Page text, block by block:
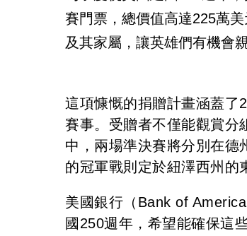
賽門票，總價值高達225萬
及其家屬，讓英雄們有機會
這項慷慨的捐贈計畫涵蓋了
賽事。受贈者不僅能觀賞分
中，兩場準決賽將分別在德
的冠軍戰則定於紐澤西州的
美國銀行（Bank of
國250週年，希望能確保這